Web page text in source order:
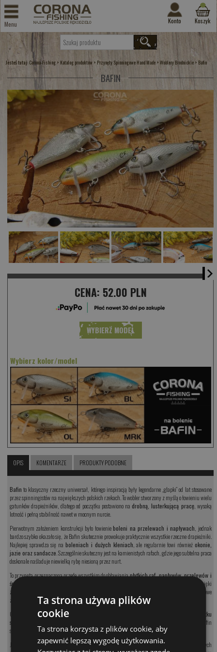
Menu Konto Koszyk
Jesteś tutaj: Corona-Fishing > Katalog produktów > Przynęty Spinningowe Hand Made >Woblery Brodnickie > Bafin
BAFIN
CENA: 52.00 PLN
WYBIERZ MODEL
Wybierz kolor/model
OPIS KOMENTARZE PRODUKTY PODOBNE
Bafin to klasyczny rzeczny uniwersał, którego inspiracją były legendarne „glapki” od lat stosowane
przez spinningistów na największych polskich rzekach. To wobler stworzony z myślą o łowieniu wielu
gatunków drapieżników, dlatego od początku postawiono nadrobną, lusterkującą pracę, wysoką
lotność i pełną stabilność nawet w mocnym nurcie.
Pierwotnym założeniem konstrukcji było łowienieboleni na przelewach i napływach , jednak
bardzo szybko okazało się, że Bafin skutecznie prowokuje praktycznie wszystkie rzeczne drapieżniki.
Najlepiej sprawdza się naboleniach i dużych kleniach , ale regularnie łowi również okonie,
jazie oraz sandacze . Szczególnie skuteczny jest na kamienistych rafach, gdzie jego subtelna praca
doskonale naśladuje niewielką rybę niesioną przez nurt.
To przynęta przeznaczona przede wszystkim do obławianiapłytkich raf, napływów, przelewów i
śródrzecznych blatów
, czyli miejsc, w których drapieżniki aktywnie polują na drobnicę. Dzięki
zwartej konstrukcji Bafin pozwala wykonywać dalekie i precyzyjne rzuty, co często ma kluczowe
znaczenie podczas łowienia ostrożnych ryb.
Od wielu sezonów obserwujemy, że wobler szczególnie dobrze sprawdza się również
na początku
sezonu sandaczowego
, kiedy ryby chętnie wychodzą na płytsze miejsca. To właśnie wtedy Bafin
skusił wiele wyjątkowo dużych sandaczy.
Jeżeli w pudełku ma znaleźć się jeden wobler zdolny skutecznie łowić większość rzecznych
Ta strona używa plików
cookie
Ta strona korzysta z plików cookie, aby
zapewnić lepszą wygodę użytkowania.